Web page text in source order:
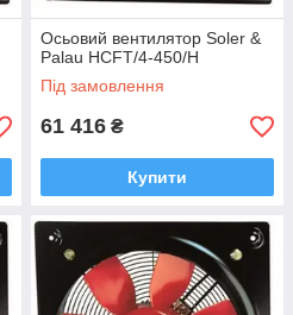
Осьовий вентилятор Soler &
Palau HCFT/4-450/H
Під замовлення
61 416 ₴
Купити